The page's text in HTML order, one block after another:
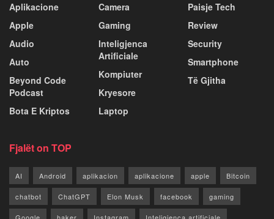
Aplikacione
Apple
Audio
Auto
Beyond Code
Podcast
Bota E Kriptos
Camera
Gaming
Inteligjenca
Artificiale
Kompiuter
Kryesore
Laptop
Paisje Tech
Review
Security
Smartphone
Të Gjitha
Fjalët on TOP
AI Android aplikacion aplikacione apple Bitcoin
chatbot ChatGPT Elon Musk facebook gaming